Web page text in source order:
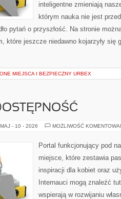
inteligentne zmieniają
którym nauka nie jest
pytań o przyszłość. Na stronie
które jeszcze niedawno kojarzyły się
MIEJSCA I BEZPIECZNY URBEX
MAJ - 10 - 2026 MOŻLIWOŚĆ
Portal funkcjonujący pod
miejsce, które zestawia
inspiracji dla kobiet oraz
Internauci mogą znaleźć
wspierają w rozwijaniu